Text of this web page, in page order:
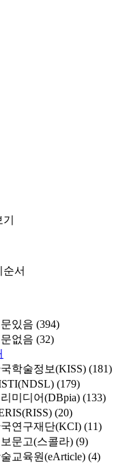
서
있음 (394)
없음 (32)
학술정보(KISS) (181)
(179)
미디어(DBpia) (133)
(20)
연구재단(KCI) (11)
문고(스콜라) (9)
교육원(eArticle) (4)